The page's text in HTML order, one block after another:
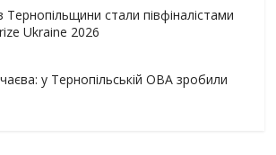
Тернопільщини стали півфіналістами
Ukraine 2026
у Тернопільській ОВА зробили